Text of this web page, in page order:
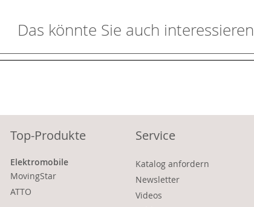
Das könnte Sie auch interessieren
Top-Produkte
Elektromobile
MovingStar
ATTO
Service
Katalog anfordern
Newsletter
Videos